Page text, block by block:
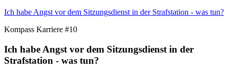
Ich habe Angst vor dem Sitzungsdienst in der Strafstation - was tun?
Kompass Karriere #10
Ich habe Angst vor dem Sitzungsdienst in der
Strafstation - was tun?